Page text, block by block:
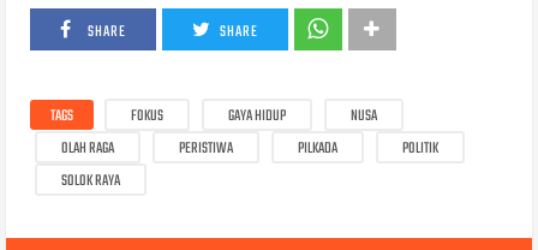
SHARE SHARE
TAGS FOKUS GAYA HIDUP
NUSA
OLAH RAGA
PERISTIWA PILKADA
POLITIK
SOLOK RAYA